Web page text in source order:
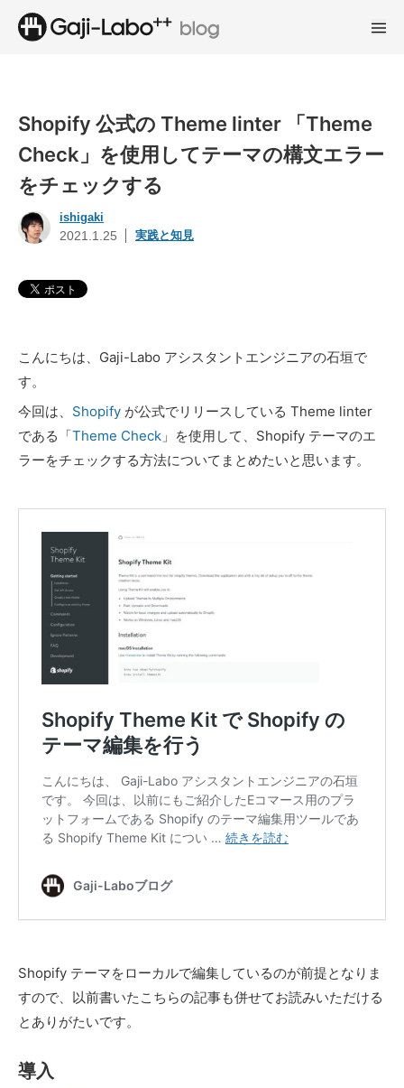
Shopify 公式の Theme linter 「Theme
Check」を使用してテーマの構文エラー
をチェックする
ishigaki
2021.1.25 実践と知見
こんにちは、Gaji-Labo アシスタントエンジニアの石垣で
す。
今回は、 Shopify が公式でリリースしている Theme linter
である「Theme Check 」を使用して、Shopify テーマのエ
ラーをチェックする方法についてまとめたいと思います。
Shopify テーマをローカルで編集しているのが前提となりま
すので、以前書いたこちらの記事も併せてお読みいただける
とありがたいです。
導入